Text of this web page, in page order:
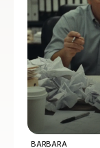
BARBARA